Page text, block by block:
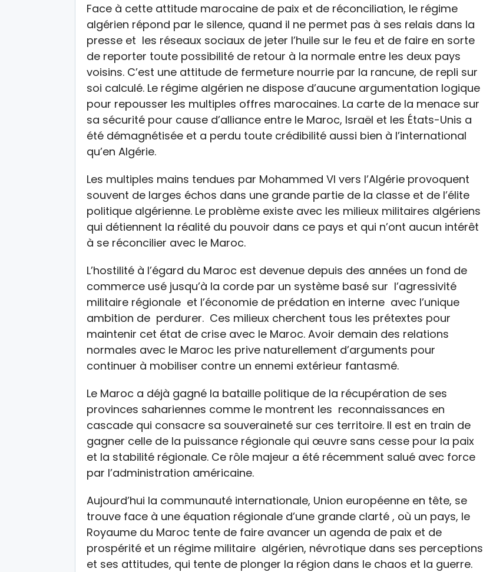
Face à cette attitude marocaine de paix et de réconciliation, le régime
algérien répond par le silence, quand il ne permet pas à ses relais dans la
presse et les réseaux sociaux de jeter l’huile sur le feu et de faire en sorte
de reporter toute possibilité de retour à la normale entre les deux pays
voisins. C’est une attitude de fermeture nourrie par la rancune, de repli sur
soi calculé. Le régime algérien ne dispose d’aucune argumentation logique
pour repousser les multiples offres marocaines. La carte de la menace sur
sa sécurité pour cause d’alliance entre le Maroc, Israël et les États-Unis a
été démagnétisée et a perdu toute crédibilité aussi bien à l’international
qu’en Algérie.
Les multiples mains tendues par Mohammed VI vers l’Algérie provoquent
souvent de larges échos dans une grande partie de la classe et de l’élite
politique algérienne. Le problème existe avec les milieux militaires algériens
qui détiennent la réalité du pouvoir dans ce pays et qui n’ont aucun intérêt
à se réconcilier avec le Maroc.
L’hostilité à l’égard du Maroc est devenue depuis des années un fond de
commerce usé jusqu’à la corde par un système basé sur l’agressivité
militaire régionale et l’économie de prédation en interne avec l’unique
ambition de perdurer. Ces milieux cherchent tous les prétextes pour
maintenir cet état de crise avec le Maroc. Avoir demain des relations
normales avec le Maroc les prive naturellement d’arguments pour
continuer à mobiliser contre un ennemi extérieur fantasmé.
Le Maroc a déjà gagné la bataille politique de la récupération de ses
provinces sahariennes comme le montrent les reconnaissances en
cascade qui consacre sa souveraineté sur ces territoire. Il est en train de
gagner celle de la puissance régionale qui œuvre sans cesse pour la paix
et la stabilité régionale. Ce rôle majeur a été récemment salué avec force
par l’administration américaine.
Aujourd’hui la communauté internationale, Union européenne en tête, se
trouve face à une équation régionale d’une grande clarté , où un pays, le
Royaume du Maroc tente de faire avancer un agenda de paix et de
prospérité et un régime militaire algérien, névrotique dans ses perceptions
et ses attitudes, qui tente de plonger la région dans le chaos et la guerre.